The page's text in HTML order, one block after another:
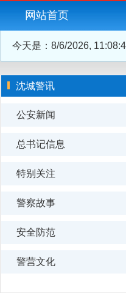
网站首页
今天是： 8/6/2026,
沈城警讯
公安新闻
总书记信息
特别关注
警察故事
安全防范
警营文化